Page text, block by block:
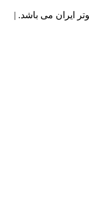
ایران می باشد. |